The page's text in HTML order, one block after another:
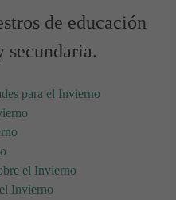
de educación
para el Invierno
el Invierno
Invierno